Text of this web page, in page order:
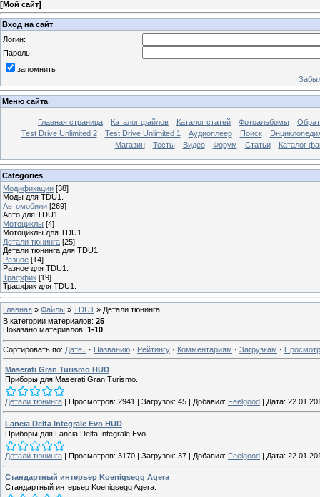
[Мой сайт]
Вход на сайт
Логин:
Пароль:
запомнить
Меню сайта
Главная страница Каталог файлов Каталог статей Фотоальбомы
Test Drive Unlimited 2
Test Drive Unlimited 1 Аудиоплеер Поиск
Магазин
Тесты Видео Форум Статьи Каталог
Categories
Модификации [38]
Моды для TDU1.
Автомобили [269]
Авто для TDU1.
Мотоциклы [4]
Мотоциклы для TDU1.
Детали тюнинга [25]
Детали тюнинга для TDU1.
Разное [14]
Разное для TDU1.
Траффик [19]
Траффик для TDU1.
Главная » Файлы » TDU1 » Детали тюнинга
В категории материалов: 25
Показано материалов: 1-10
Сортировать по: Дате · Названию · Рейтингу · Комментариям · Загрузкам ·
Maserati Gran Turismo HUD
Приборы для Maserati Gran Turismo.
Детали тюнинга | Просмотров: 2941 | Загрузок: 45 | Добавил: Feelgood | Дата:
Lancia Delta Integrale Evo HUD
Приборы для Lancia Delta Integrale Evo.
Детали тюнинга | Просмотров: 3170 | Загрузок: 37 | Добавил: Feelgood | Дата:
Стандартный интерьер Koenigsegg Agera
Стандартный интерьер Koenigsegg Agera.